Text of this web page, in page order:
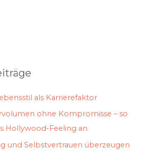
als Karrierefaktor
ohne Kompromisse – so
Hollywood-Feeling an
und Selbstvertrauen überzeugen